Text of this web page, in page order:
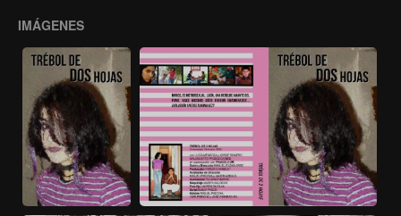
IMÁGENES